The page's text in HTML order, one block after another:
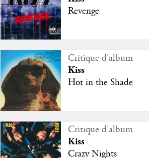
Revenge
Critique d'album
Kiss
Hot in the Shade
Critique d'album
Kiss
Crazy Nights